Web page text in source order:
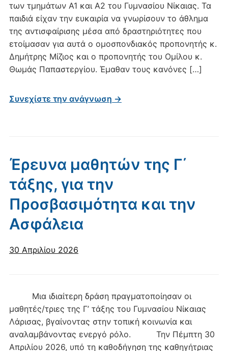
των τμημάτων Α1 και Α2 του Γυμνασίου Νίκαιας. Τα
παιδιά είχαν την ευκαιρία να γνωρίσουν το άθλημα
της αντισφαίρισης μέσα από δραστηριότητες που
ετοίμασαν για αυτά ο ομοσπονδιακός προπονητής κ.
Δημήτρης Μίζιος και ο προπονητής του Ομίλου κ.
Θωμάς Παπαστεργίου. Έμαθαν τους κανόνες […]
Συνεχίστε την ανάγνωση →
Έρευνα μαθητών της Γ΄
τάξης, για την
Προσβασιμότητα και την
Ασφάλεια
30 Απριλίου 2026
Μια ιδιαίτερη δράση πραγματοποίησαν οι
μαθητές/τριες της Γ’ τάξης του Γυμνασίου Νίκαιας
Λάρισας, βγαίνοντας στην τοπική κοινωνία και
αναλαμβάνοντας ενεργό ρόλο. Την Πέμπτη 30
Απριλίου 2026, υπό τη καθοδήγηση της καθηγήτριας